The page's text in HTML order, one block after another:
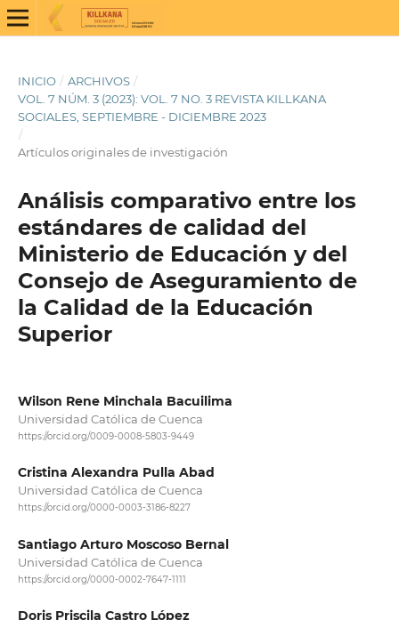
INICIO / ARCHIVOS /
VOL. 7 NÚM. 3 (2023): VOL. 7 NO. 3 REVISTA KILLKANA
SOCIALES, SEPTIEMBRE - DICIEMBRE 2023
/
Artículos originales de investigación
Análisis comparativo entre los
estándares de calidad del
Ministerio de Educación y del
Consejo de Aseguramiento de
la Calidad de la Educación
Superior
Wilson Rene Minchala Bacuilima
Universidad Católica de Cuenca
https://orcid.org/0009-0008-5803-9449
Cristina Alexandra Pulla Abad
Universidad Católica de Cuenca
https://orcid.org/0000-0003-3186-8227
Santiago Arturo Moscoso Bernal
Universidad Católica de Cuenca
https://orcid.org/0000-0002-7647-1111
Doris Priscila Castro López